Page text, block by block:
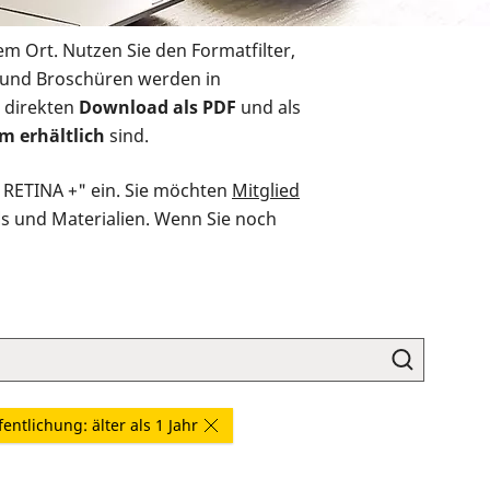
Ort. Nutzen Sie den Formatfilter,
Broschüren werden in
direkten Download als PDF und als
erhältlich sind.
+" ein. Sie möchten Mitglied
und Materialien. Wenn Sie noch
älter als 1 Jahr